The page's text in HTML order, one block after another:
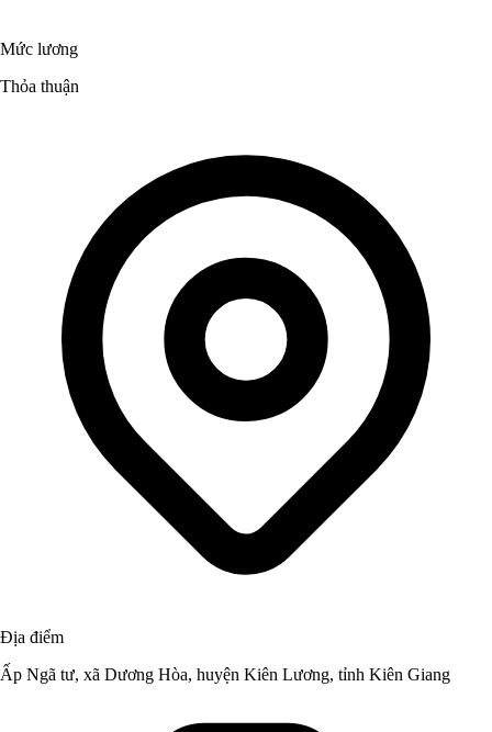
Mức lương
Thỏa thuận
Địa điểm
Ấp Ngã tư, xã Dương Hòa, huyện Kiên Lương, tỉnh Kiên Giang